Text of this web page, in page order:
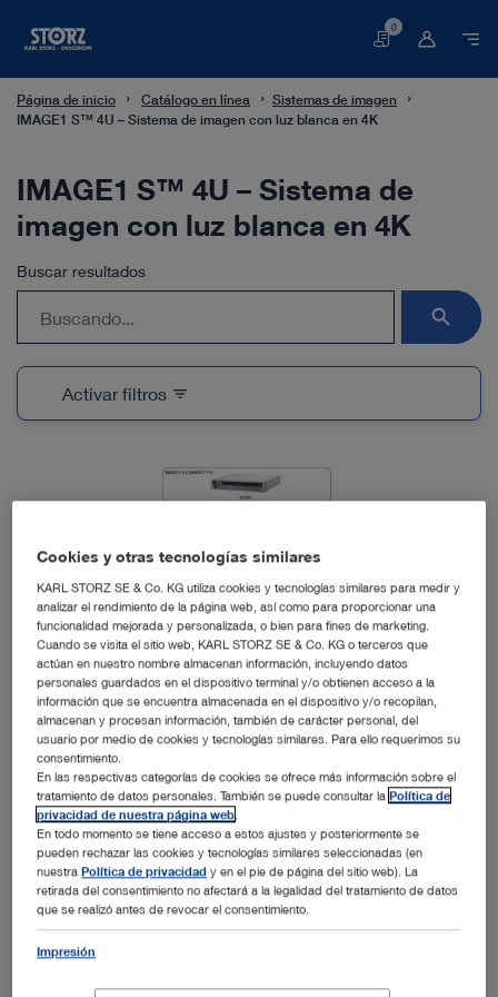
Cesta
0
Página de inicio Catálogo en línea
Sistemas de imagen
IMAGE1 S™ 4U – Sistema de imagen con luz blanca en 4K
IMAGE1 S™ 4U – Sistema de
imagen con luz blanca en 4K
IMAGE1 S™ 4U – Sistema de imagen con luz
blanca en 4K
El sistema de cámara IMAGE1 S™ 4U alcanza una
resolución 4 veces superior al formato FULL HD, se puede
Buscar resultados
search
Activar filtros filter_list
Cookies y otras tecnologías similares
KARL STORZ SE & Co. KG utiliza cookies y tecnologías similares para medir y
analizar el rendimiento de la página web, así como para proporcionar una
funcionalidad mejorada y personalizada, o bien para fines de marketing.
Cuando se visita el sitio web, KARL STORZ SE & Co. KG o terceros que
actúan en nuestro nombre almacenan información, incluyendo datos
personales guardados en el dispositivo terminal y/o obtienen acceso a la
información que se encuentra almacenada en el dispositivo y/o recopilan,
almacenan y procesan información, también de carácter personal, del
usuario por medio de cookies y tecnologías similares. Para ello requerimos su
consentimiento.
En las respectivas categorías de cookies se ofrece más información sobre el
tratamiento de datos personales. También se puede consultar laPolítica de
privacidad de nuestra página web
En todo momento se tiene acceso a estos ajustes y posteriormente se
pueden rechazar las cookies y tecnologías similares seleccionadas (en
nuestraPolítica de privacidad y en el pie de página del sitio web). La
retirada del consentimiento no afectará a la legalidad del tratamiento de datos
que se realizó antes de revocar el consentimiento.
Impresión